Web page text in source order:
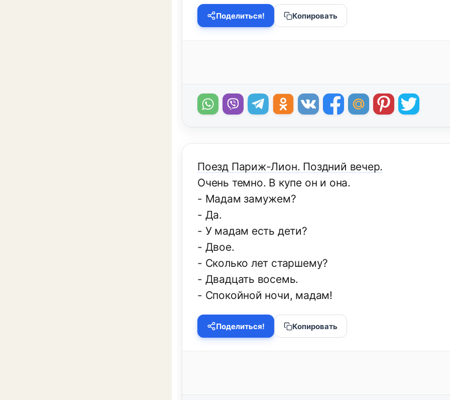
Поделиться! Копировать
Поезд Париж-Лион. Поздний вечер.
Очень темно. В купе он и она.
- Мадам замужем?
- Да.
- У мадам есть дети?
- Двое.
- Сколько лет старшему?
- Двадцать восемь.
- Спокойной ночи, мадам!
Поделиться! Копировать